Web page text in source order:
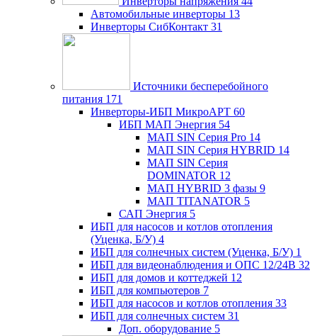
Автомобильные инверторы 13
Инверторы СибКонтакт 31
Источники бесперебойного
питания 171
Инверторы-ИБП МикроАРТ 60
ИБП МАП Энергия 54
МАП SIN Серия Pro 14
МАП SIN Серия HYBRID 14
МАП SIN Серия
DOMINATOR 12
МАП HYBRID 3 фазы 9
МАП TITANATOR 5
САП Энергия 5
ИБП для насосов и котлов отопления
(Уценка, Б/У) 4
ИБП для солнечных систем (Уценка, Б/У) 1
ИБП для видеонаблюдения и ОПС 12/24В 32
ИБП для домов и коттеджей 12
ИБП для компьютеров 7
ИБП для насосов и котлов отопления 33
ИБП для солнечных систем 31
Доп. оборудование 5